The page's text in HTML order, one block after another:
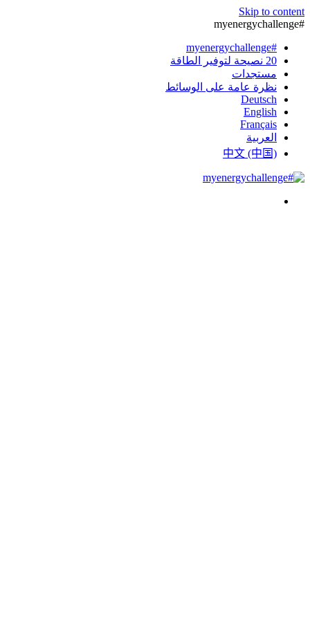
Skip to content
#myenergychallenge
#myenergychallenge
20 نصيحة لتوفير الطاقة
مستجدات
نظرة عامة على الوسائط
Deutsch
English
Français
العربية
中文 (中国)